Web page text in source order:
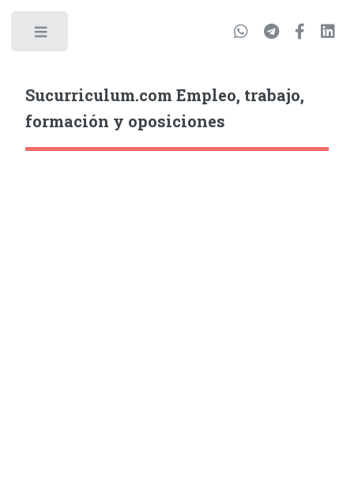
Sucurriculum.com Empleo, trabajo,
formación y oposiciones